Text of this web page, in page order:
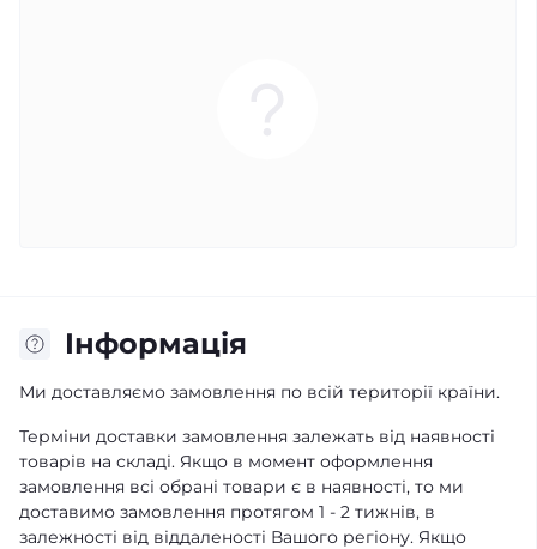
Iнформація
Ми доставляємо замовлення по всій території країни.
Терміни доставки замовлення залежать від наявності
товарів на складі. Якщо в момент оформлення
замовлення всі обрані товари є в наявності, то ми
доставимо замовлення протягом 1 - 2 тижнів, в
залежності від віддаленості Вашого регіону. Якщо